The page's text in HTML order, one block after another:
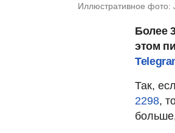
Иллюстративное фото:
Более
этом
Так,
2298,